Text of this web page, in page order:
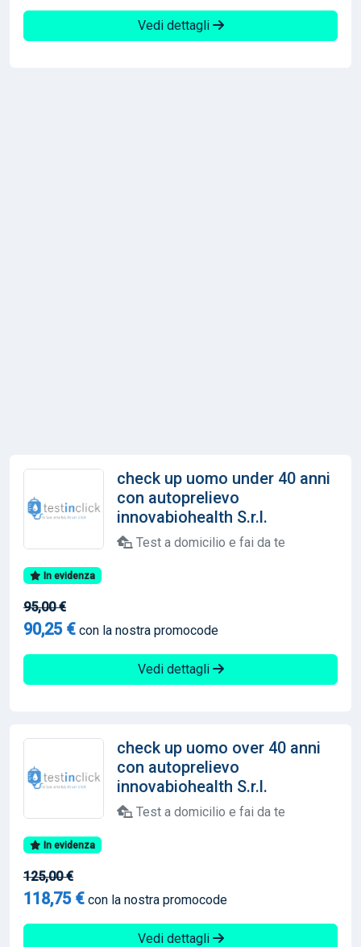
Vedi dettagli
check up uomo under 40 anni
con autoprelievo
innovabiohealth S.r.l.
Test a domicilio e fai da te
In evidenza
95,00 €
90,25 € con la nostra promocode
Vedi dettagli
check up uomo over 40 anni
con autoprelievo
innovabiohealth S.r.l.
Test a domicilio e fai da te
In evidenza
125,00 €
118,75 € con la nostra promocode
Vedi dettagli